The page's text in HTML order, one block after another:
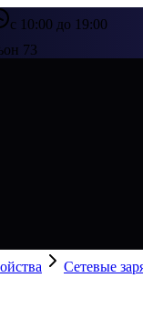
с 10:00 до 19:00
73
Сетевые